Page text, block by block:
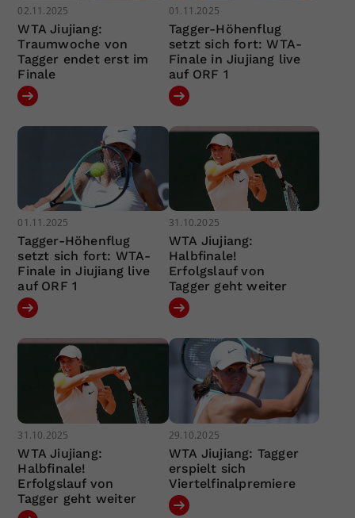
02.11.2025
WTA Jiujiang:
Traumwoche von
Tagger endet erst im
Finale
01.11.2025
Tagger-Höhenflug
setzt sich fort: WTA-
Finale in Jiujiang live
auf ORF 1
01.11.2025
Tagger-Höhenflug
setzt sich fort: WTA-
Finale in Jiujiang live
auf ORF 1
31.10.2025
WTA Jiujiang:
Halbfinale!
Erfolgslauf von
Tagger geht weiter
31.10.2025
WTA Jiujiang:
Halbfinale!
Erfolgslauf von
Tagger geht weiter
29.10.2025
WTA Jiujiang: Tagger
erspielt sich
Viertelfinalpremiere